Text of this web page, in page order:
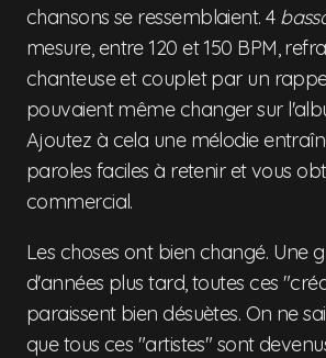
chansons se ressemblaient. 4
mesure, entre 120 et 150 BPM,
chanteuse et couplet par un
pouvaient même changer sur
Ajoutez à cela une mélodie
paroles faciles à retenir et vous
commercial.
Les choses ont bien changé. Une
d'années plus tard, toutes ces
paraissent bien désuètes. On ne
que tous ces "artistes" sont